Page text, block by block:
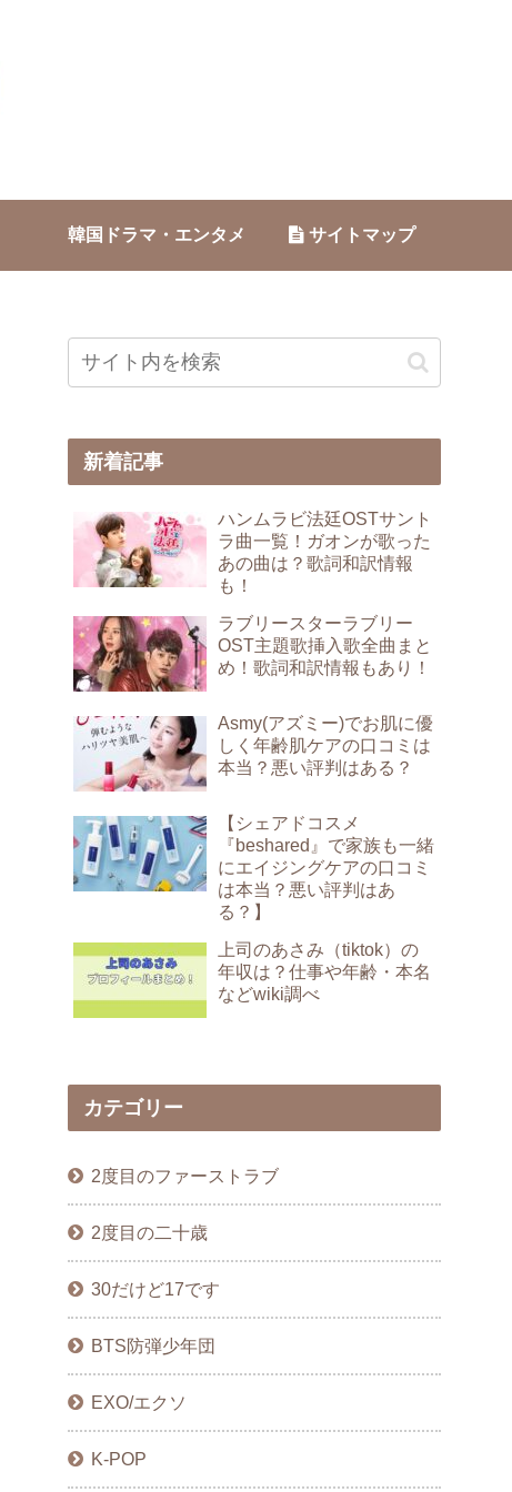
韓国ドラマ・エンタメ サイトマップ
新着記事
ハンムラビ法廷OSTサント
ラ曲一覧！ガオンが歌った
あの曲は？歌詞和訳情報
も！
ラブリースターラブリー
OST主題歌挿入歌全曲まと
め！歌詞和訳情報もあり！
Asmy(アズミー)でお肌に優
しく年齢肌ケアの口コミは
本当？悪い評判はある？
【シェアドコスメ
『beshared』で家族も一緒
にエイジングケアの口コミ
は本当？悪い評判はあ
る？】
上司のあさみ（tiktok）の
年収は？仕事や年齢・本名
などwiki調べ
カテゴリー
2度目のファーストラブ
2度目の二十歳
30だけど17です
BTS防弾少年団
EXO/エクソ
K-POP